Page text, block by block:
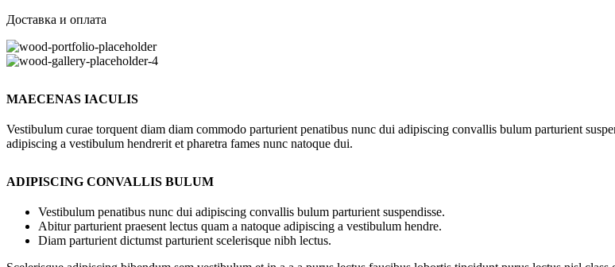
Доставка и оплата
MAECENAS IACULIS
Vestibulum curae torquent diam diam commodo parturient penatibus nunc dui adipiscing convallis bulum parturient
adipiscing a vestibulum hendrerit et pharetra fames nunc natoque dui.
ADIPISCING CONVALLIS BULUM
Vestibulum penatibus nunc dui adipiscing convallis bulum parturient suspendisse.
Abitur parturient praesent lectus quam a natoque adipiscing a vestibulum hendre.
Diam parturient dictumst parturient scelerisque nibh lectus.